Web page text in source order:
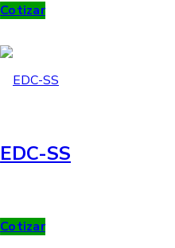
Cotizar
EDC-SS
Cotizar